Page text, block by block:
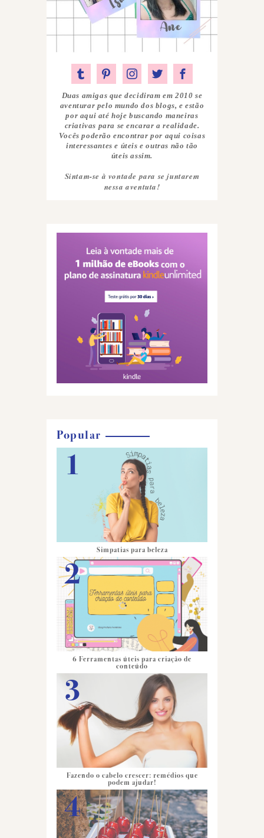
Duas amigas que decidiram em 2010 se
aventurar pelo mundo dos blogs, e estão
por aqui até hoje buscando maneiras
criativas para se encarar a realidade.
Vocês poderão encontrar por aqui coisas
interessantes e úteis e outras não tão
úteis assim.
Sintam-se à vontade para se juntarem
nessa aventuta!
Popular
Simpatias para beleza
6 Ferramentas úteis para criação de
conteúdo
Fazendo o cabelo crescer: remédios que
podem ajudar!